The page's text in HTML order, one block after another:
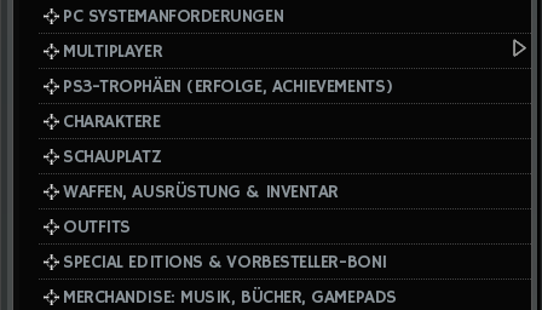
PC SYSTEMANFORDERUNGEN
MULTIPLAYER
PS3-TROPHÄEN (ERFOLGE, ACHIEVEMENTS)
CHARAKTERE
SCHAUPLATZ
WAFFEN, AUSRÜSTUNG & INVENTAR
OUTFITS
SPECIAL EDITIONS & VORBESTELLER-BONI
MERCHANDISE: MUSIK, BÜCHER, GAMEPADS